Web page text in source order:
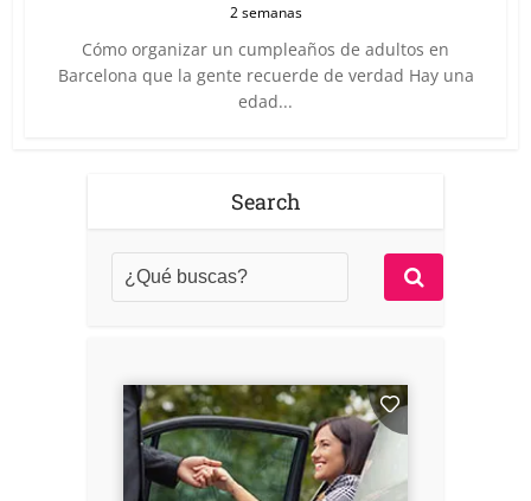
2 semanas
Cómo organizar un cumpleaños de adultos en
Barcelona que la gente recuerde de verdad Hay una
edad...
Search